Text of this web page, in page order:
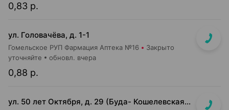
0,83 р.
ул. Головачёва, д. 1-1
Гомельское РУП Фармация Аптека №16 Закрыто
0,88 р.
уточняйте обновл. вчера
ул. 50 лет Октября, д. 29 (Буда- Кошелевская ЦРБ)